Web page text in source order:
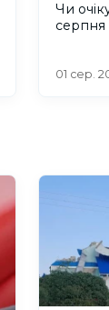
Чи
серпня
01 сер.